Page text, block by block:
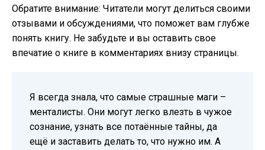
Обратите внимание: Читатели могут делиться своими
отзывами и обсуждениями, что поможет вам глубже
понять книгу. Не забудьте и вы оставить свое
впечатие о книге в комментариях внизу страницы.
Я всегда знала, что самые страшные маги –
менталисты. Они могут легко влезть в чужое
сознание, узнать все потаённые тайны, да
ещё и заставить делать то, что нужно им. А